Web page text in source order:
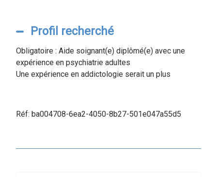
Profil recherché
Obligatoire : Aide soignant(e) diplômé(e) avec une
expérience en psychiatrie adultes
Une expérience en addictologie serait un plus
Réf: ba004708-6ea2-4050-8b27-501e047a55d5